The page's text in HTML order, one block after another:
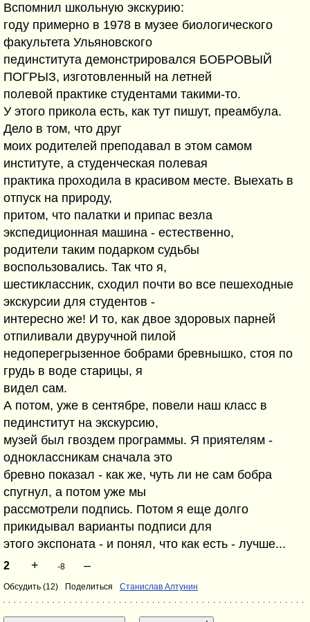
Вспомнил школьную экскурию:
году примерно в 1978 в музее биологического
факультета Ульяновского
пединститута демонстрировался БОБРОВЫЙ
ПОГРЫЗ, изготовленный на летней
полевой практике студентами такими-то.
У этого прикола есть, как тут пишут, преамбула.
Дело в том, что друг
моих родителей преподавал в этом самом
институте, а студенческая полевая
практика проходила в красивом месте. Выехать в
отпуск на природу,
притом, что палатки и припас везла
экспедиционная машина - естественно,
родители таким подарком судьбы
воспользовались. Так что я,
шестиклассник, сходил почти во все пешеходные
экскурсии для студентов -
интересно же! И то, как двое здоровых парней
отпиливали двуручной пилой
недоперегрызенное бобрами бревнышко, стоя по
грудь в воде старицы, я
видел сам.
А потом, уже в сентябре, повели наш класс в
пединститут на экскурсию,
музей был гвоздем программы. Я приятелям -
одноклассникам сначала это
бревно показал - как же, чуть ли не сам бобра
спугнул, а потом уже мы
рассмотрели подпись. Потом я еще долго
прикидывал варианты подписи для
этого экспоната - и понял, что как есть - лучше...
2 + -8 –
Обсудить (12) Поделиться Станислав Алтунин